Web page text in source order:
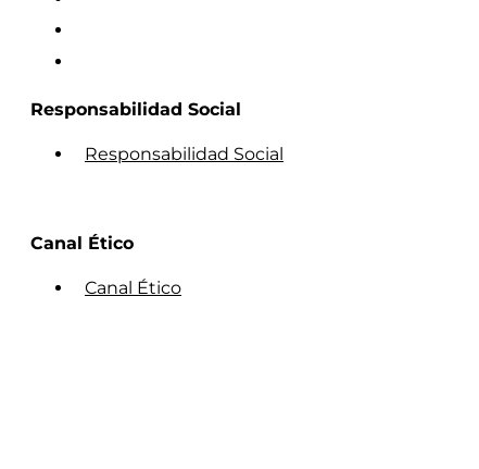
Responsabilidad Social
Responsabilidad Social
Canal Ético
Canal Ético